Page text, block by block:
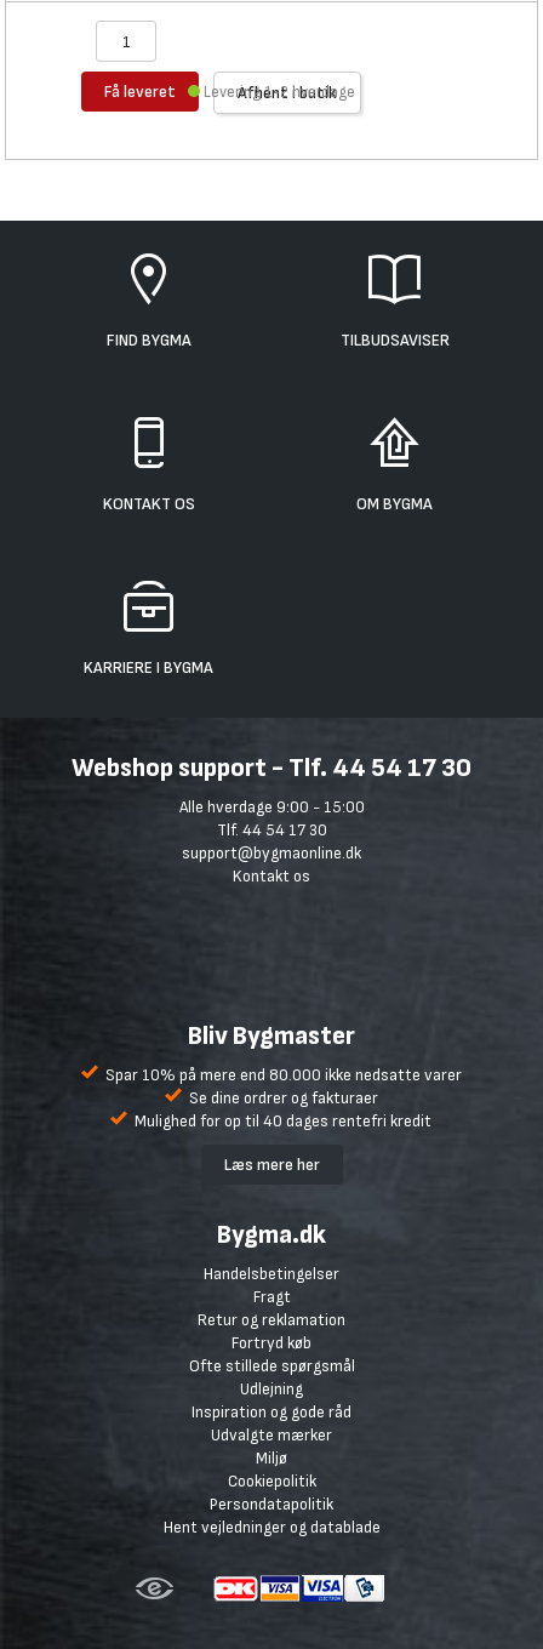
Få leveret Afhent i butik
Levering 1-2 hverdage
FIND BYGMA TILBUDSAVISER
KONTAKT OS OM BYGMA
KARRIERE I BYGMA
Webshop support - Tlf. 44 54 17 30
Alle hverdage 9:00 - 15:00
Tlf. 44 54 17 30
support@bygmaonline.dk
Kontakt os
Bliv Bygmaster
Spar 10% på mere end 80.000 ikke nedsatte varer
Se dine ordrer og fakturaer
Mulighed for op til 40 dages rentefri kredit
Læs mere her
Bygma.dk
Handelsbetingelser
Fragt
Retur og reklamation
Fortryd køb
Ofte stillede spørgsmål
Udlejning
Inspiration og gode råd
Udvalgte mærker
Miljø
Cookiepolitik
Persondatapolitik
Hent vejledninger og datablade